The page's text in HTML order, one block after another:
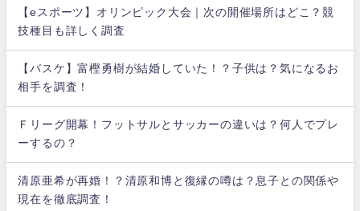
【eスポーツ】オリンピック大会｜次の開催場所はどこ？競
技種目も詳しく調査
【バスケ】富樫勇樹が結婚していた！？子供は？気になるお
相手を調査！
Ｆリーグ開幕！フットサルとサッカーの違いは？何人でプレ
ーするの？
清原亜希が再婚！？清原和博と復縁の噂は？息子との関係や
現在を徹底調査！